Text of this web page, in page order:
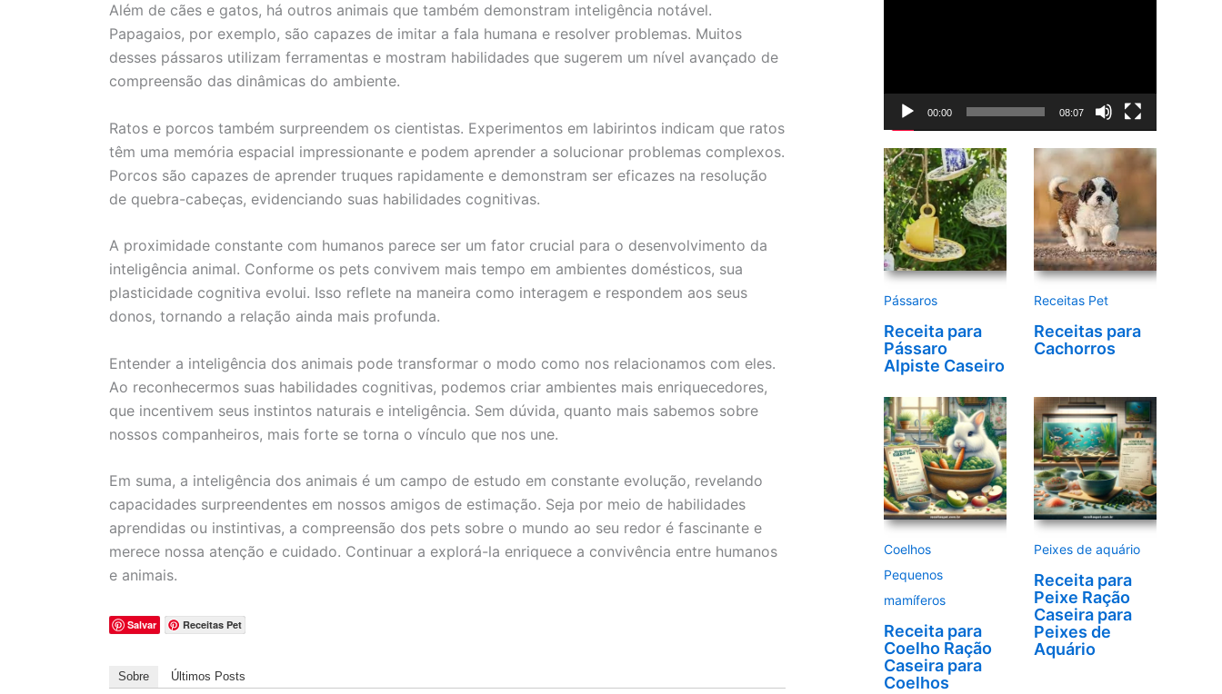
Além de cães e gatos, há outros animais que também demonstram inteligência notável.
Papagaios, por exemplo, são capazes de imitar a fala humana e resolver problemas. Muitos
desses pássaros utilizam ferramentas e mostram habilidades que sugerem um nível avançado de
compreensão das dinâmicas do ambiente.
Ratos e porcos também surpreendem os cientistas. Experimentos em labirintos indicam que ratos
têm uma memória espacial impressionante e podem aprender a solucionar problemas complexos.
Porcos são capazes de aprender truques rapidamente e demonstram ser eficazes na resolução
de quebra-cabeças, evidenciando suas habilidades cognitivas.
A proximidade constante com humanos parece ser um fator crucial para o desenvolvimento da
inteligência animal. Conforme os pets convivem mais tempo em ambientes domésticos, sua
plasticidade cognitiva evolui. Isso reflete na maneira como interagem e respondem aos seus
donos, tornando a relação ainda mais profunda.
Entender a inteligência dos animais pode transformar o modo como nos relacionamos com eles.
Ao reconhecermos suas habilidades cognitivas, podemos criar ambientes mais enriquecedores,
que incentivem seus instintos naturais e inteligência. Sem dúvida, quanto mais sabemos sobre
nossos companheiros, mais forte se torna o vínculo que nos une.
Em suma, a inteligência dos animais é um campo de estudo em constante evolução, revelando
capacidades surpreendentes em nossos amigos de estimação. Seja por meio de habilidades
aprendidas ou instintivas, a compreensão dos pets sobre o mundo ao seu redor é fascinante e
merece nossa atenção e cuidado. Continuar a explorá-la enriquece a convivência entre humanos
e animais.
Salvar Receitas Pet
Sobre Últimos Posts
d
d
e
v
í
d
e
00:00 08:07
Pássaros
Receita para
Pássaro
Alpiste Caseiro
Receitas Pet
Receitas para
Cachorros
Coelhos
Pequenos
mamíferos
Receita para
Coelho Ração
Caseira para
Coelhos
Peixes de aquário
Receita para
Peixe Ração
Caseira para
Peixes de
Aquário